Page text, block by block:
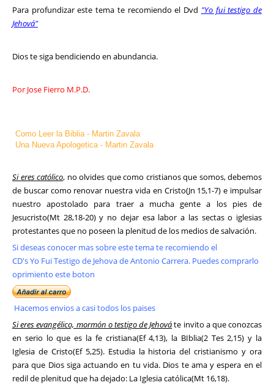
Para profundizar este tema te recomiendo el Dvd "Yo fui testigo de
Jehová"
Dios te siga bendiciendo en abundancia.
Por Jose Fierro M.P.D.
Como Leer la Biblia - Martin Zavala
Una Nueva Apologetica - Martin Zavala
Si eres católico, no olvides que como cristianos que somos, debemos
de buscar como renovar nuestra vida en Cristo(Jn 15,1-7) e impulsar
nuestro apostolado para traer a mucha gente a los pies de
Jesucristo(Mt 28,18-20) y no dejar esa labor a las sectas o iglesias
protestantes que no poseen la plenitud de los medios de salvación.
Si deseas conocer mas sobre este tema te recomiendo el
CD's Yo Fui Testigo de Jehova de Antonio Carrera. Puedes comprarlo
oprimiento este boton
Hacemos envios a casi todos los paises
Si eres evangélico, mormón o testigo de Jehováte invito a que conozcas
en serio lo que es la fe cristiana(Ef 4,13), la BIblia(2 Tes 2,15) y la
Iglesia de Cristo(Ef 5,25). Estudia la historia del cristianismo y ora
para que Dios siga actuando en tu vida. Dios te ama y espera en el
redil de plenitud que ha dejado: La Iglesia católica(Mt 16,18).